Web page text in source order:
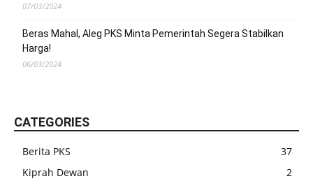
07/03/2024
Beras Mahal, Aleg PKS Minta Pemerintah Segera Stabilkan
Harga!
06/03/2024
CATEGORIES
Berita PKS
37
Kiprah Dewan
2